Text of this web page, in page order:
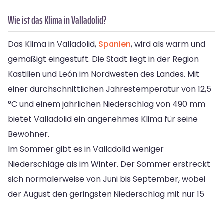
Wie ist das Klima in Valladolid?
Das Klima in Valladolid, Spanien, wird als warm und
gemäßigt eingestuft. Die Stadt liegt in der Region
Kastilien und León im Nordwesten des Landes. Mit
einer durchschnittlichen Jahrestemperatur von 12,5
°C und einem jährlichen Niederschlag von 490 mm
bietet Valladolid ein angenehmes Klima für seine
Bewohner.
Im Sommer gibt es in Valladolid weniger
Niederschläge als im Winter. Der Sommer erstreckt
sich normalerweise von Juni bis September, wobei
der August den geringsten Niederschlag mit nur 15